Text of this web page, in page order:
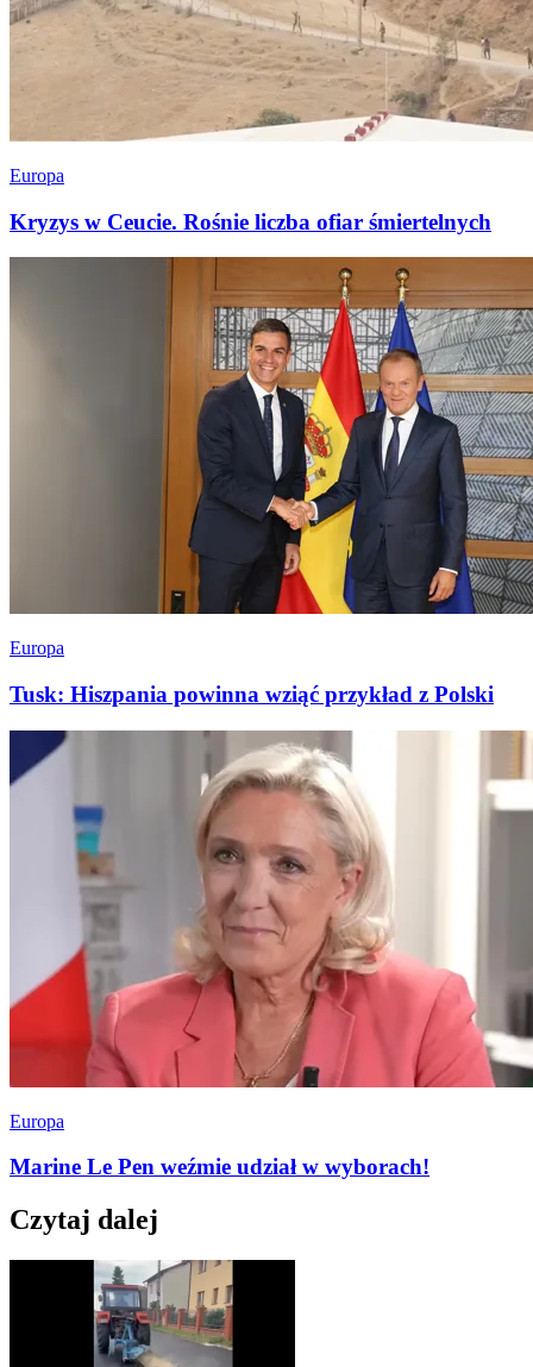
Europa
Kryzys w Ceucie. Rośnie liczba ofiar śmiertelnych
Europa
Tusk: Hiszpania powinna wziąć przykład z Polski
Europa
Marine Le Pen weźmie udział w wyborach!
Czytaj dalej